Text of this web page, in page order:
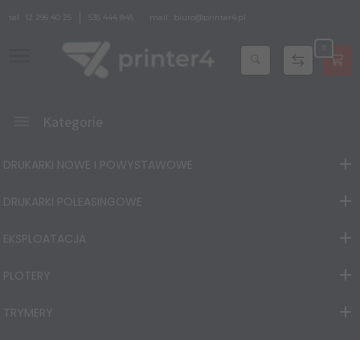
tel. 12 296 40 25 535 444 845 mail: biuro@printer4.pl
Kategorie
DRUKARKI NOWE I POWYSTAWOWE
DRUKARKI POLEASINGOWE
EKSPLOATACJA
PLOTERY
TRYMERY